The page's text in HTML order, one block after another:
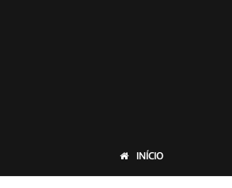
INÍCIO